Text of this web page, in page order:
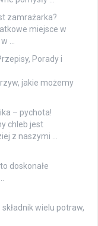
zamrażarka?
miejsce w
…
Porady i
jakie możemy
– pychota!
chleb jest
z naszymi …
doskonałe
wielu potraw,